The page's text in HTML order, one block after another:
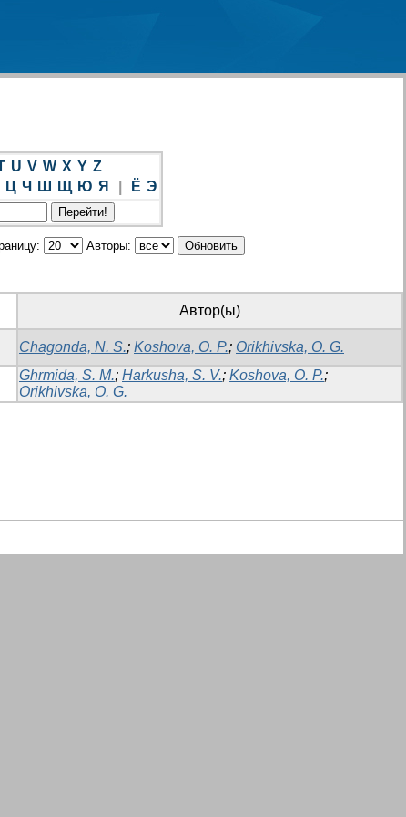
U V W X Y Z
Ц Ч Ш Щ Ю Я Ё Э
Авторы:
Автор(ы)
Chagonda, N. S.; Koshova, O. P.; Orikhivska, O. G.
Ghrmida, S. M.; Harkusha, S. V.; Koshova, O. P.;
Orikhivska, O. G.